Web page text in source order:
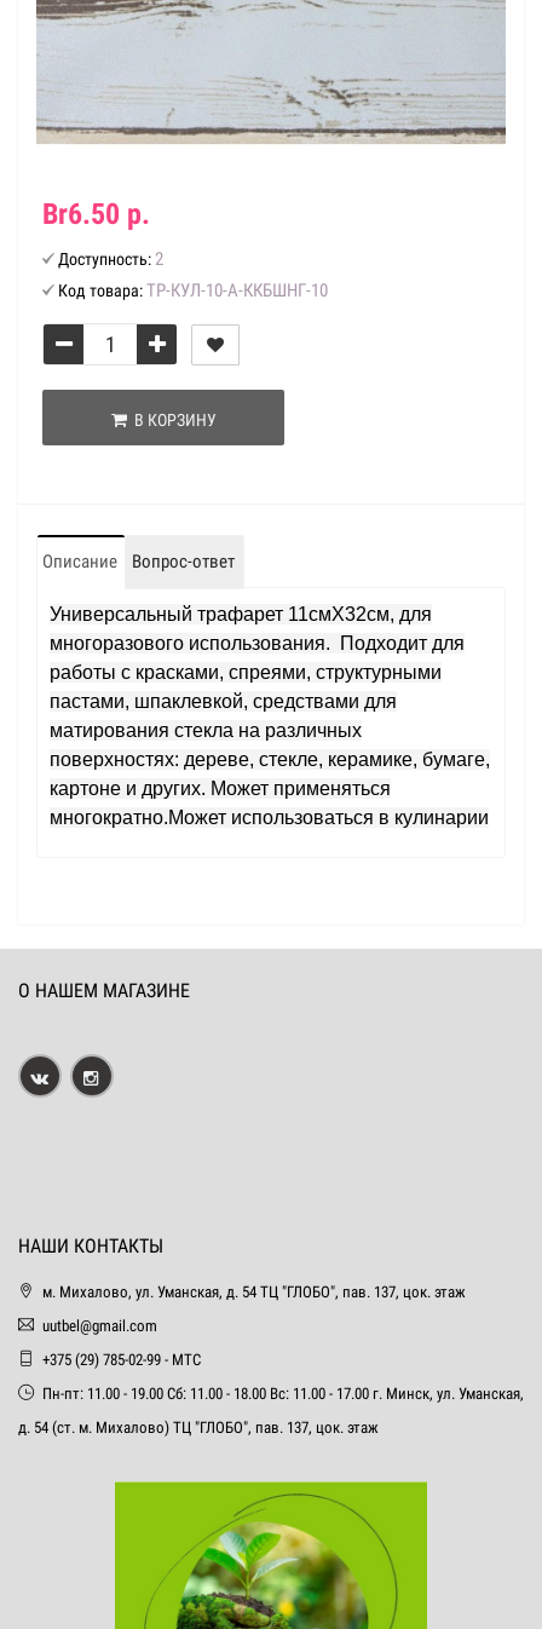
Br6.50 р.
Доступность: 2
Код товара:ТР-КУЛ-10-А-ККБШНГ-10
В КОРЗИНУ
Описание Вопрос-ответ
Универсальный трафарет 11смХ32см, для
многоразового использования. Подходит для
работы с красками, спреями, структурными
пастами, шпаклевкой, средствами для
матирования стекла на различных
поверхностях: дереве, стекле, керамике, бумаге,
картоне и других. Может применяться
многократно.Может использоваться в кулинарии
О НАШЕМ МАГАЗИНЕ
НАШИ КОНТАКТЫ
м. Михалово, ул. Уманская, д. 54 ТЦ "ГЛОБО", пав. 137, цок. этаж
uutbel@gmail.com
+375 (29) 785-02-99 - МТС
Пн-пт: 11.00 - 19.00 Сб: 11.00 - 18.00 Вс: 11.00 - 17.00 г. Минск, ул. Уманская,
д. 54 (ст. м. Михалово) ТЦ "ГЛОБО", пав. 137, цок. этаж